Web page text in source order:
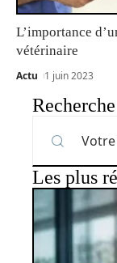
L’importance
vétérinaire
Actu 1 juin 2023
Recherche
Les plus